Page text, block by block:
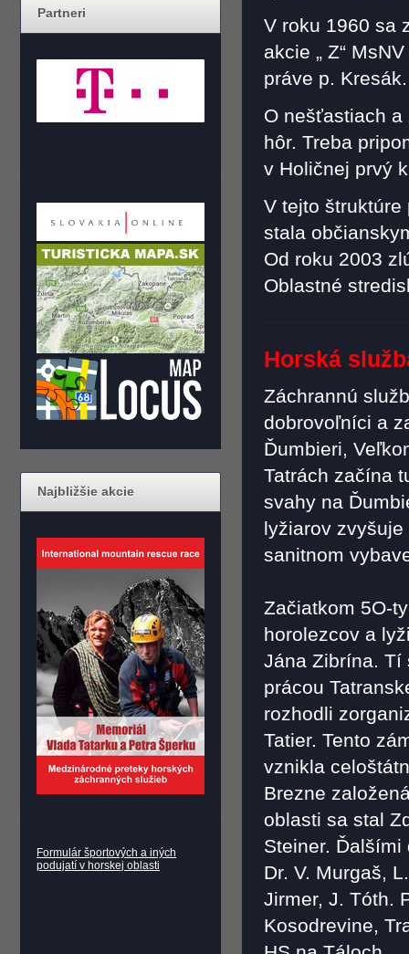
Partneri
Najbližšie akcie
Formulár športových a iných
podujatí v horskej oblasti
V roku 1960 sa
akcie „ Z“
práve p. Kresák.
O nešťastiach
hôr. Treba
v Holičnej prvý
V tejto štruktúre
stala
Od roku 2003
Oblastné
Horská
Záchrannú
dobrovoľníci a
Ďumbieri,
Tatrách začína
svahy na
lyžiarov
sanitnom
Začiatkom 5O-
horolezcov a
Jána Zibrína. Tí
prácou
rozhodli
Tatier. Tento
vznikla
Brezne
oblasti sa stal
Steiner.
Dr. V. Murgaš,
Jirmer, J. Tóth.
Kosodrevine,